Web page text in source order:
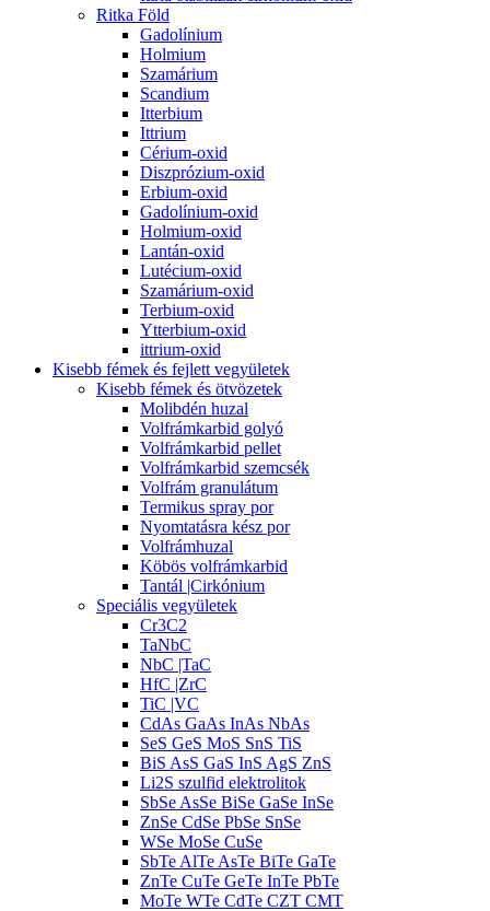
Ritka Föld
Gadolínium
Holmium
Szamárium
Scandium
Itterbium
Ittrium
Cérium-oxid
Diszprózium-oxid
Erbium-oxid
Gadolínium-oxid
Holmium-oxid
Lantán-oxid
Lutécium-oxid
Szamárium-oxid
Terbium-oxid
Ytterbium-oxid
ittrium-oxid
Kisebb fémek és fejlett vegyületek
Kisebb fémek és ötvözetek
Molibdén huzal
Volfrámkarbid golyó
Volfrámkarbid pellet
Volfrámkarbid szemcsék
Volfrám granulátum
Termikus spray por
Nyomtatásra kész por
Volfrámhuzal
Köbös volfrámkarbid
Tantál |Cirkónium
Speciális vegyületek
Cr3C2
TaNbC
NbC |TaC
HfC |ZrC
TiC |VC
CdAs GaAs InAs NbAs
SeS GeS MoS SnS TiS
BiS AsS GaS InS AgS ZnS
Li2S szulfid elektrolitok
SbSe AsSe BiSe GaSe InSe
ZnSe CdSe PbSe SnSe
WSe MoSe CuSe
SbTe AlTe AsTe BiTe GaTe
ZnTe CuTe GeTe InTe PbTe
MoTe WTe CdTe CZT CMT